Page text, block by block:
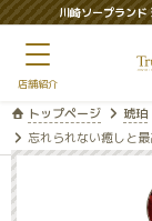
川崎ソープラン
トップページ 琥珀
忘れられない癒しと